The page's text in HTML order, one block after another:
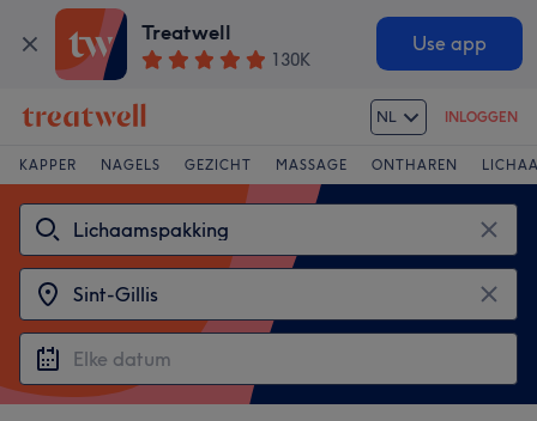
Treatwell
130K
Use app
NL INLOGGEN
KAPPER NAGELS GEZICHT MASSAGE ONTHAREN